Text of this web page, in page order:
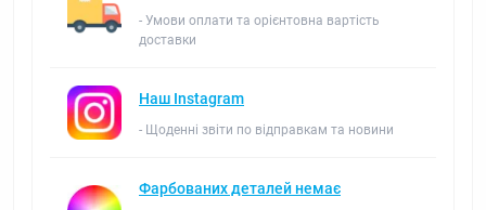
- Умови оплати та орієнтовна вартість
доставки
Наш Instagram
- Щоденні звіти по відправкам та новини
Фарбованих деталей немає